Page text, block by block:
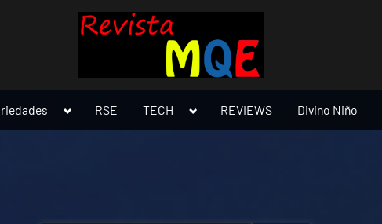
Toggle
menu
RSE TECH
Toggle
menu
REVIEWS Divino Niño